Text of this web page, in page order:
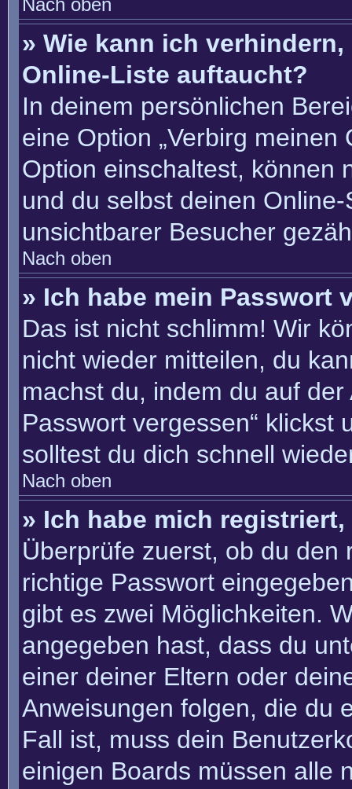
Nach oben
» Wie kann ich
Online-Liste auftaucht?
In deinem persönlichen
eine Option „Verbirg meinen
Option einschaltest, können
und du selbst deinen
unsichtbarer Besucher
Nach oben
» Ich habe mein Passwort
Das ist nicht schlimm! Wir
nicht wieder mitteilen, du
machst du, indem du auf
Passwort vergessen“ klickst
solltest du dich schnell
Nach oben
» Ich habe mich
Überprüfe zuerst, ob du den
richtige Passwort
gibt es zwei Möglichkeiten.
angegeben hast, dass du
einer deiner Eltern oder
Anweisungen folgen, die du
Fall ist, muss dein
einigen Boards müssen alle